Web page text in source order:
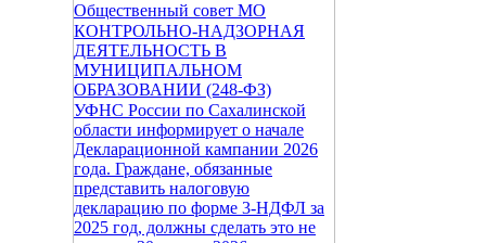
Общественный совет МО
КОНТРОЛЬНО-НАДЗОРНАЯ
ДЕЯТЕЛЬНОСТЬ В
МУНИЦИПАЛЬНОМ
ОБРАЗОВАНИИ (248-ФЗ)
УФНС России по Сахалинской
области информирует о начале
Декларационной кампании 2026
года. Граждане, обязанные
представить налоговую
декларацию по форме 3-НДФЛ за
2025 год, должны сделать это не